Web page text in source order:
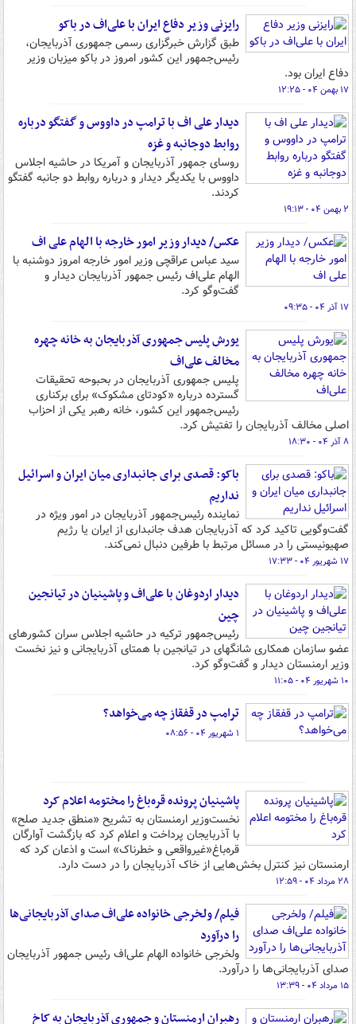
رایزنی وزیر دفاع ایران با علی‌اف در باکو
طبق گزارش خبرگزاری رسمی جمهوری آذربایجان،
رئیس‌جمهور این کشور امروز در باکو میزبان وزیر
دفاع ایران بود.
۱۷ بهمن ۰۴ - ۱۲:۲۵
دیدار علی اف با ترامپ در داووس و گفتگو درباره
روابط دوجانبه و غزه
روسای جمهور آذربایجان و آمریکا در حاشیه اجلاس
داووس با یکدیگر دیدار و درباره روابط دو جانبه گفتگو
کردند.
۲ بهمن ۰۴ - ۱۹:۱۳
عکس/ دیدار وزیر امور خارجه با الهام علی اف
سید عباس عراقچی وزیر امور خارجه امروز دوشنبه با
الهام علی‌اف رئیس جمهور آذربایجان دیدار و
گفت‌وگو کرد.
۱۷ آذر ۰۴ - ۰۹:۳۵
یورش پلیس جمهوری آذربایجان به خانه چهره
مخالف علی‌اف
پلیس جمهوری آذربایجان در بحبوحه تحقیقات
گسترده درباره «کودتای مشکوک» برای برکناری
رئیس‌جمهور این کشور، خانه رهبر یکی از احزاب
اصلی مخالف آذربایجان را تفتیش کرد.
۸ آذر ۰۴ - ۱۸:۳۰
باکو: قصدی برای جانبداری میان ایران و اسرائیل
نداریم
نماینده رئیس‌جمهور آذربایجان در امور ویژه در
گفت‌وگویی تاکید کرد که آذربایجان هدف جانبداری از ایران یا رژیم
صهیونیستی را در مسائل مرتبط با طرفین دنبال نمی‌کند.
۱۷ شهریور ۰۴ - ۱۷:۳۳
دیدار اردوغان با علی‌اف و پاشینیان در تیانجین
چین
رئیس‌جمهور ترکیه در حاشیه اجلاس سران کشورهای
عضو سازمان همکاری شانگهای در تیانجین با همتای آذربایجانی و نیز نخست
وزیر ارمنستان دیدار و گفت‌وگو کرد.
۱۰ شهریور ۰۴ - ۱۱:۰۵
ترامپ در قفقاز چه می‌خواهد؟
۱ شهریور ۰۴ - ۰۸:۵۶
پاشینیان پرونده قره‌باغ را مختومه اعلام کرد
نخست‌وزیر ارمنستان به تشریح «منطق جدید صلح»
با آذربایجان پرداخت و اعلام کرد که بازگشت آوارگان
قره‌باغ«غیرواقعی و خطرناک» است و اذعان کرد که
ارمنستان نیز کنترل بخش‌هایی از خاک آذربایجان را در دست دارد.
۲۸ مرداد ۰۴ - ۱۲:۵۹
فیلم/ ولخرجی خانواده علی‌اف صدای آذربایجانی‌ها
را درآورد
ولخرجی خانواده الهام علی‌اف رئیس جمهور آذربایجان
صدای آذربایجانی‌ها را درآورد.
۱۵ مرداد ۰۴ - ۱۳:۳۹
رهبران ارمنستان و جمهوری آذربایجان به کاخ